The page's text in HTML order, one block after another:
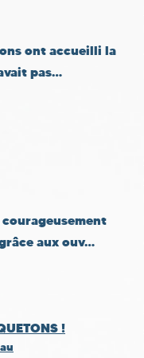
ont accueilli la
pas…
aux ouv…
!